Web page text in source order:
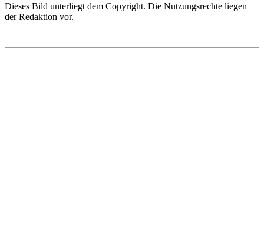
Dieses Bild unterliegt dem Copyright. Die Nutzungsrechte liegen
der Redaktion vor.